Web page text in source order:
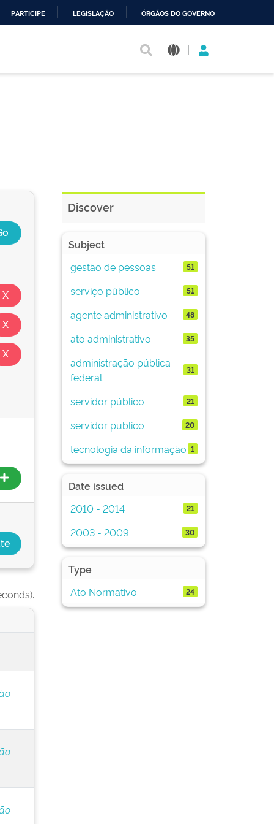
PARTICIPE LEGISLAÇÃO ÓRGÃOS DO GOVERNO
|
Discover
Subject
gestão de pessoas
51
serviço público 51
agente administrativo 48
ato administrativo 35
administração pública
federal
31
servidor público 21
servidor publico 20
tecnologia da informação 1
Date issued
2010 - 2014
21
2003 - 2009 30
Type
Ato Normativo
24